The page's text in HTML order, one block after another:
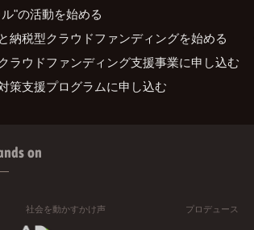
"の活動を始める
納税型クラウドファンディングを始める
ラウドファンディング支援事業に申し込む
策支援プログラムに申し込む
on
社会を動かすかけ声 プロデュース